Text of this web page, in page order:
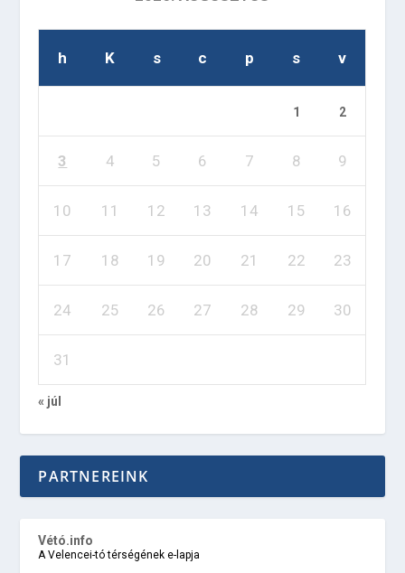
h K s c p s v
1 2
3 4 5 6 7 8 9
10 11 12 13 14 15 16
17 18 19 20 21 22 23
24 25 26 27 28 29 30
31
« júl
PARTNEREINK
Vétó.info
A Velencei-tó térségének e-lapja